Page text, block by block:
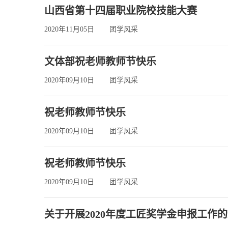
山西省第十四届职业院校技能大赛
2020年11月05日 团学风采
文体部祝老师教师节快乐
2020年09月10日 团学风采
祝老师教师节快乐
2020年09月10日 团学风采
祝老师教师节快乐
2020年09月10日 团学风采
关于开展2020年度工匠奖学金申报工作